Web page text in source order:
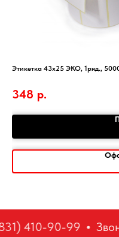
Этикетка 43х25 ЭКО, 1ряд.,
348 р.
410-90-99